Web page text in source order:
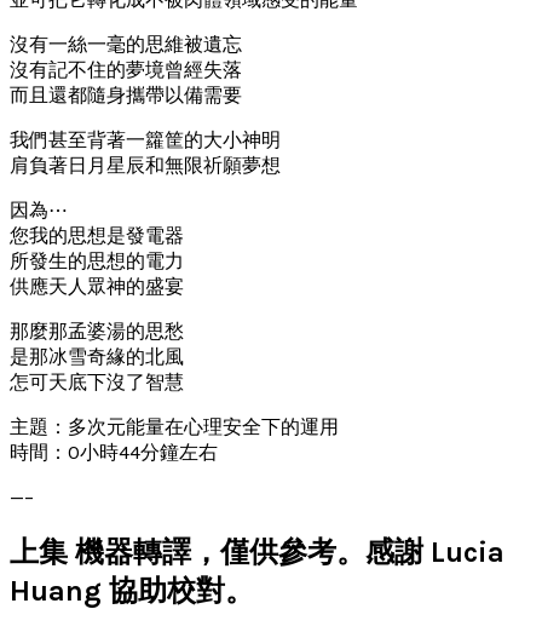
沒有一絲一毫的思維被遺忘
沒有記不住的夢境曾經失落
而且還都隨身攜帶以備需要
我們甚至背著一籮筐的大小神明
肩負著日月星辰和無限祈願夢想
因為⋯
您我的思想是發電器
所發生的思想的電力
供應天人眾神的盛宴
那麼那孟婆湯的思愁
是那冰雪奇緣的北風
怎可天底下沒了智慧
主題：多次元能量在心理安全下的運用
時間：0小時44分鐘左右
—–
上集 機器轉譯，僅供參考。感謝 Lucia
Huang 協助校對。